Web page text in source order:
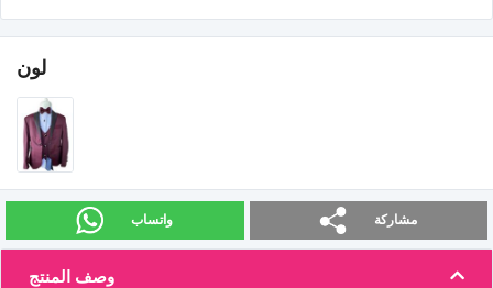
لون
واتساب مشاركة
وصف المنتج